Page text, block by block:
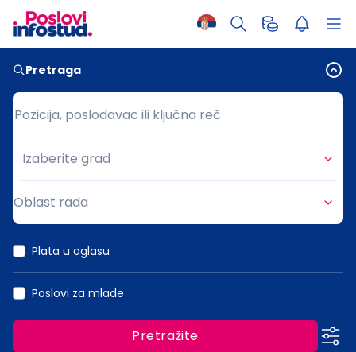
Pretraga
Pozicija, poslodavac ili ključna reč
Pozicija, poslodavac ili ključna reč
Grad
Izaberite grad
Oblast rada
Plata u oglasu
Poslovi za mlade
Pretražite